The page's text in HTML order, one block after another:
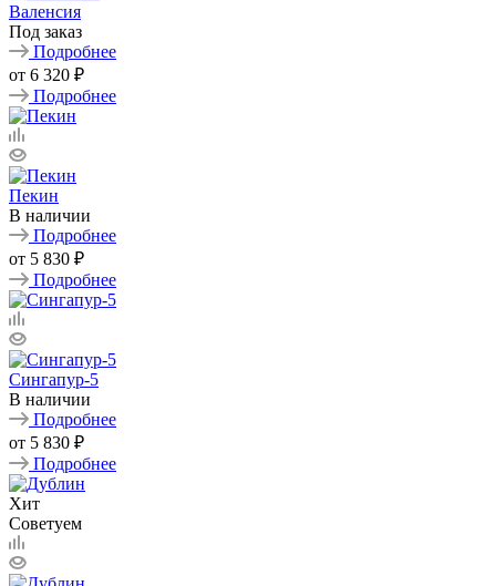
Валенсия
Под заказ
Подробнее
от 6 320 ₽
Подробнее
Пекин
В наличии
Подробнее
от 5 830 ₽
Подробнее
Сингапур-5
В наличии
Подробнее
от 5 830 ₽
Подробнее
Хит
Советуем